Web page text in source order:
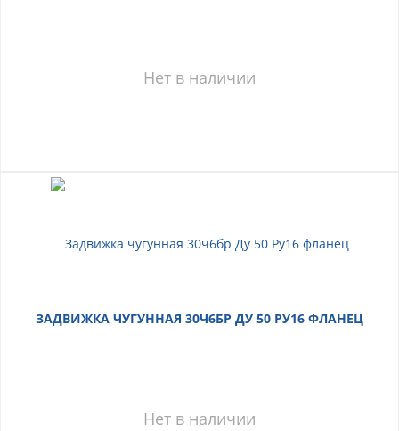
Нет в наличии
ЗАДВИЖКА ЧУГУННАЯ 30Ч6БР ДУ 50 РУ16 ФЛАНЕЦ
Нет в наличии